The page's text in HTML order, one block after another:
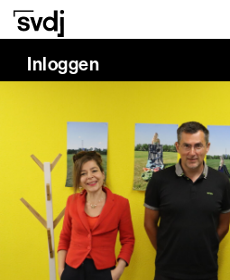
Naar hoofdinhoud
Inloggen